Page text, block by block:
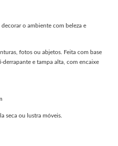
o ambiente com beleza e
fotos ou abjetos. Feita com base
e tampa alta, com encaixe
seca ou lustra móveis.